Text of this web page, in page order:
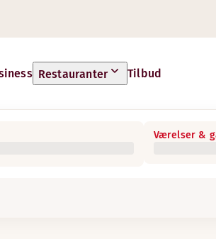
Restauranter Tilbud
Værelser &